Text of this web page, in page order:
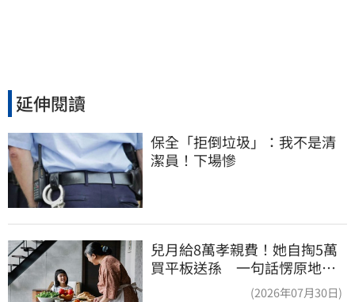
延伸閱讀
保全「拒倒垃圾」：我不是清
潔員！下場慘
兒月給8萬孝親費！她自掏5萬
買平板送孫 一句話愣原地
(2026年07月30日)